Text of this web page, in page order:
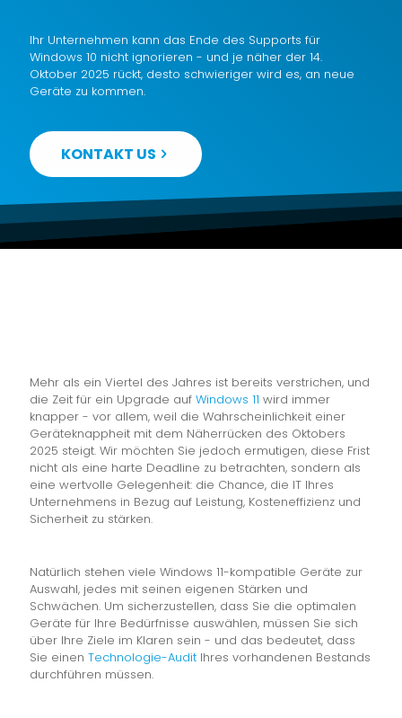
Ihr Unternehmen kann das Ende des Supports für
Windows 10 nicht ignorieren - und je näher der 14.
Oktober 2025 rückt, desto schwieriger wird es, an neue
Geräte zu kommen.
KONTAKT US
Mehr als ein Viertel des Jahres ist bereits verstrichen, und
die Zeit für ein Upgrade auf Windows 11 wird immer
knapper - vor allem, weil die Wahrscheinlichkeit einer
Geräteknappheit mit dem Näherrücken des Oktobers
2025 steigt. Wir möchten Sie jedoch ermutigen, diese Frist
nicht als eine harte Deadline zu betrachten, sondern als
eine wertvolle Gelegenheit: die Chance, die IT Ihres
Unternehmens in Bezug auf Leistung, Kosteneffizienz und
Sicherheit zu stärken.
Natürlich stehen viele Windows 11-kompatible Geräte zur
Auswahl, jedes mit seinen eigenen Stärken und
Schwächen. Um sicherzustellen, dass Sie die optimalen
Geräte für Ihre Bedürfnisse auswählen, müssen Sie sich
über Ihre Ziele im Klaren sein - und das bedeutet, dass
Sie einen Technologie-Audit Ihres vorhandenen Bestands
durchführen müssen.